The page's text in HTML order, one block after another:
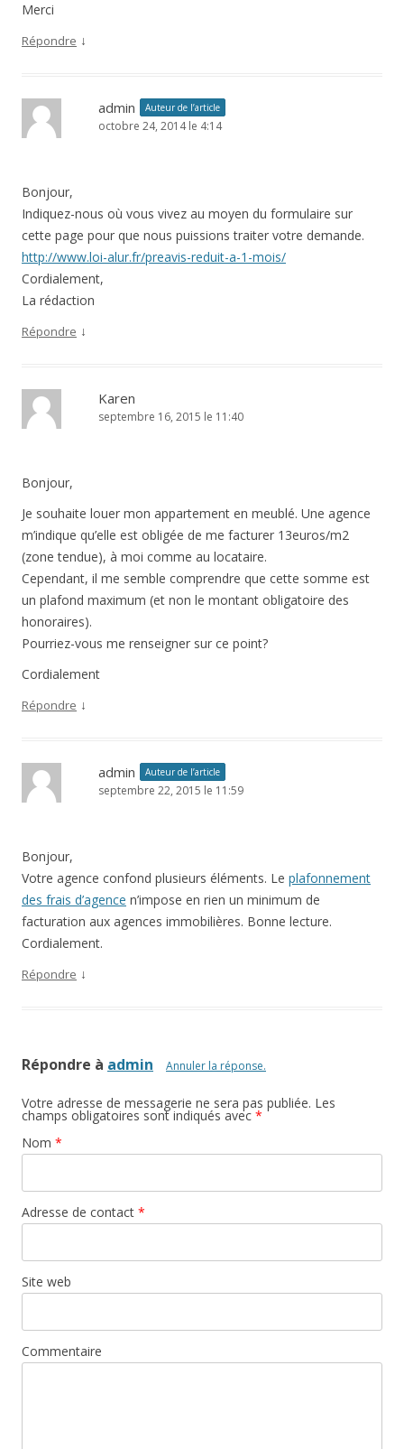
Merci
Répondre ↓
admin Auteur de l’article
octobre 24, 2014 le 4:14
Bonjour,
Indiquez-nous où vous vivez au moyen du formulaire sur
cette page pour que nous puissions traiter votre demande.
http://www.loi-alur.fr/preavis-reduit-a-1-mois/
Cordialement,
La rédaction
Répondre ↓
Karen
septembre 16, 2015 le 11:40
Bonjour,
Je souhaite louer mon appartement en meublé. Une agence
m’indique qu’elle est obligée de me facturer 13euros/m2
(zone tendue), à moi comme au locataire.
Cependant, il me semble comprendre que cette somme est
un plafond maximum (et non le montant obligatoire des
honoraires).
Pourriez-vous me renseigner sur ce point?
Cordialement
Répondre ↓
admin Auteur de l’article
septembre 22, 2015 le 11:59
Bonjour,
Votre agence confond plusieurs éléments. Le plafonnement
des frais d’agence n’impose en rien un minimum de
facturation aux agences immobilières. Bonne lecture.
Cordialement.
Répondre ↓
Répondre à admin Annuler la réponse.
Votre adresse de messagerie ne sera pas publiée. Les
champs obligatoires sont indiqués avec *
Nom *
Adresse de contact *
Site web
Commentaire